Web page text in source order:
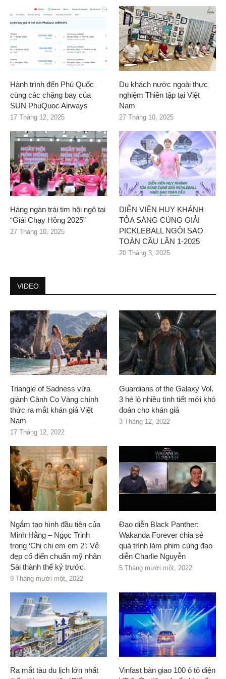
Hành trình đến Phú Quốc
cùng các chặng bay của
SUN PhuQuoc Airways
17 Tháng 12, 2025
Du khách nước ngoài thực
nghiệm Thiền tập tại Việt
Nam
27 Tháng 10, 2025
Hàng ngàn trái tim hội ngộ tại
“Giải Chạy Hồng 2025”
27 Tháng 10, 2025
DIỄN VIÊN HUY KHÁNH
TỎA SÁNG CÙNG GIẢI
PICKLEBALL NGÔI SAO
TOÀN CẦU LẦN 1-2025
20 Tháng 3, 2025
VIDEO
Triangle of Sadness vừa
giành Cành Cọ Vàng chính
thức ra mắt khán giả Việt
Nam
17 Tháng 12, 2022
Guardians of the Galaxy Vol.
3 hé lộ nhiều tình tiết mới khó
đoán cho khán giả
3 Tháng 12, 2022
Ngắm tạo hình đầu tiên của
Minh Hằng – Ngọc Trinh
trong ‘Chị chị em em 2’: Vẻ
đẹp cổ điển chuẩn mỹ nhân
Sài thành thế kỷ trước.
9 Tháng mười một, 2022
Đạo diễn Black Panther:
Wakanda Forever chia sẻ
quá trình làm phim cùng đạo
diễn Charlie Nguyễn
5 Tháng mười một, 2022
Ra mắt tàu du lịch lớn nhất
Vinfast bàn giao 100 ô tô điện